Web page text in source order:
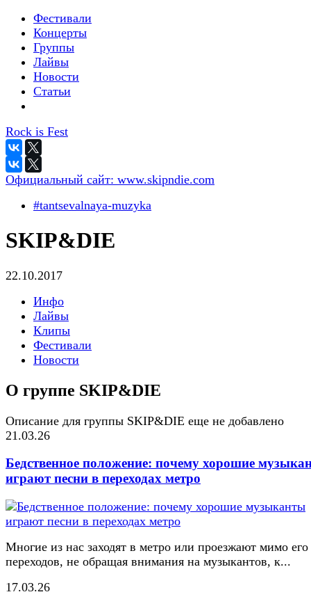
Фестивали
Концерты
Группы
Лайвы
Новости
Статьи
Rock is Fest
Официальный сайт: www.skipndie.com
#tantsevalnaya-muzyka
SKIP&DIE
22.10.2017
Инфо
Лайвы
Клипы
Фестивали
Новости
О группе SKIP&DIE
Описание для группы SKIP&DIE еще не добавлено
21.03.26
Бедственное положение: почему хорошие
играют песни в переходах метро
Многие из нас заходят в метро или проезжают мимо его
переходов, не обращая внимания на музыкантов, к...
17.03.26